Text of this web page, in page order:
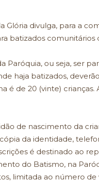
Glória divulga, para a
batizados comunitários
Paróquia, ou seja, ser
haja batizados,
é de 20 (vinte) crianças.
de nascimento da
da identidade,
é destinado ao
do Batismo, na
limitada ao número de